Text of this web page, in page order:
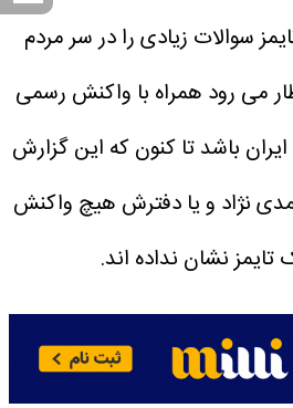
سوالات زیادی را در سر مردم
می رود همراه با واکنش رسمی
باشد تا کنون که این گزارش
نژاد و یا دفترش هیچ واکنش
نشان نداده اند.